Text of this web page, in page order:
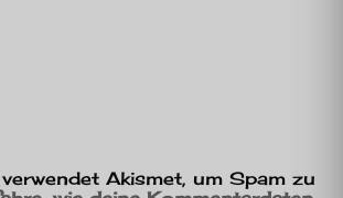
Akismet, um Spam zu